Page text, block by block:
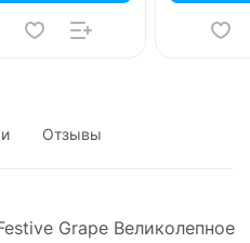
Отзывы
Grape Великолепное